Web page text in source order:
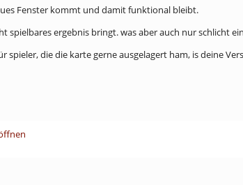
Fenster kommt und damit funktional bleibt.
spielbares ergebnis bringt. was aber auch nur schlicht
die die karte gerne ausgelagert ham, is deine